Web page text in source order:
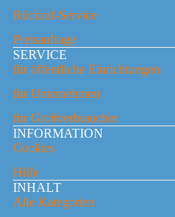
Rückruf-Service
Preisanfrage
SERVICE
für öffentliche Einrichtungen
für Unternehmen
für Großverbraucher
INFORMATION
Cookies
Hilfe
INHALT
Alle Kategorien
Widerrufsrecht
AGB
Versand